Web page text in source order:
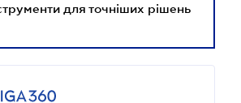
для точніших рішень